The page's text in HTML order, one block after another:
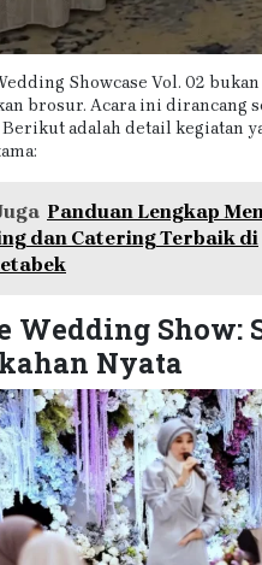
Showcase Vol. 02
brosur. Acara ini dirancang
Berikut adalah detail kegiatan
Panduan Lengkap
dan Catering Terbaik di
Wedding Show:
Nyata